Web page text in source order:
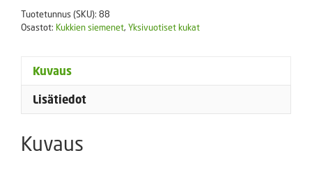
Tuotetunnus (SKU): 88
Osastot: Kukkien siemenet, Yksivuotiset kukat
Kuvaus
Lisätiedot
Kuvaus